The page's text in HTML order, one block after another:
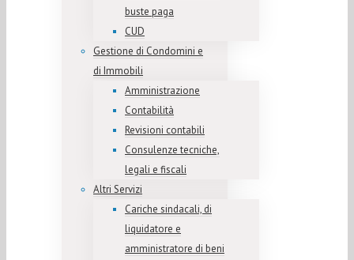
buste paga
CUD
Gestione di Condomini e
di Immobili
Amministrazione
Contabilità
Revisioni contabili
Consulenze tecniche,
legali e fiscali
Altri Servizi
Cariche sindacali, di
liquidatore e
amministratore di beni